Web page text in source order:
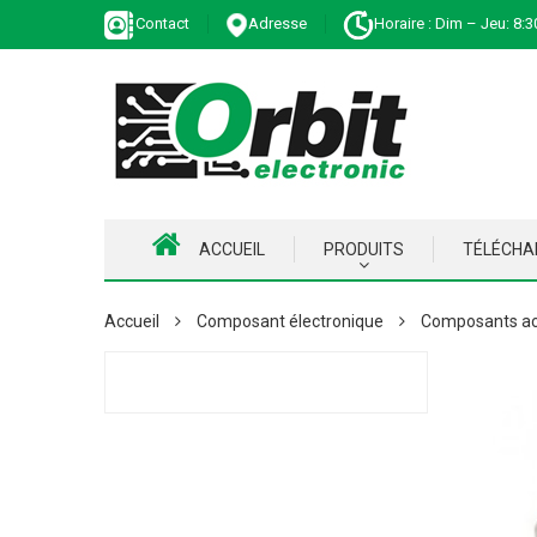
Contact Adresse Horaire : Dim – Jeu:
ACCUEIL PRODUITS
Accueil Composant électronique Composants